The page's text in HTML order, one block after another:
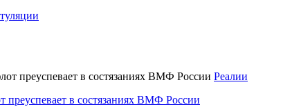
Реалии
в состязаниях ВМФ России